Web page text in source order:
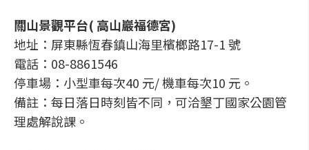
關山景觀平台( 高山巖福德宮)
地址：屏東縣恆春鎮山海里檳榔路17-1 號
電話：08-8861546
停車場：小型車每次40 元/ 機車每次10 元。
備註：每日落日時刻皆不同，可洽墾丁國家公園管
理處解說課。